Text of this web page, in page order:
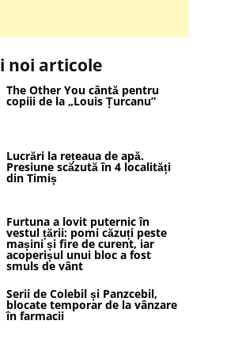
noi articole
The Other You cântă pentru
copiii de la „Louis Țurcanu”
Lucrări la rețeaua de apă.
Presiune scăzută în 4 localități
din Timiș
Furtuna a lovit puternic în
vestul țării: pomi căzuți peste
mașini și fire de curent, iar
acoperișul unui bloc a fost
smuls de vânt
Serii de Colebil și Panzcebil,
blocate temporar de la vânzare
în farmacii